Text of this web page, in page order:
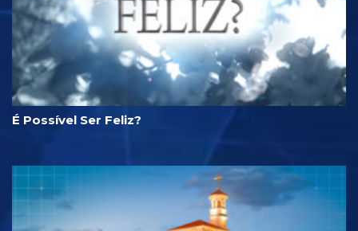
É Possível Ser Feliz?